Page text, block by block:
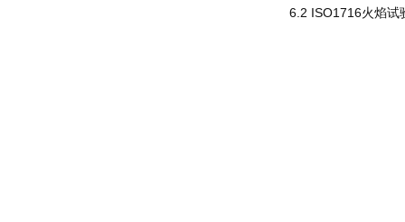
6.2 ISO1716火焰试